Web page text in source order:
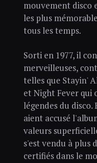
mouvement disco
les plus
tous les temps.
Sorti en 1977, il
merveilleuses,
telles que Stayin'
et Night Fever qui
légendes du
aient accusé
valeurs
s'est vendu à plus
certifiés dans le